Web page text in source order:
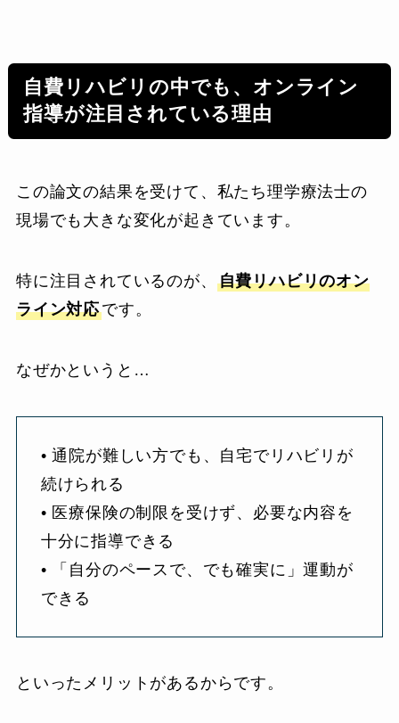
自費リハビリの中でも、オンライン
指導が注目されている理由
この論文の結果を受けて、私たち理学療法士の
現場でも大きな変化が起きています。
特に注目されているのが、 自費リハビリのオン
ライン対応です。
なぜかというと…
• 通院が難しい方でも、自宅でリハビリが
続けられる
• 医療保険の制限を受けず、必要な内容を
十分に指導できる
• 「自分のペースで、でも確実に」運動が
できる
といったメリットがあるからです。